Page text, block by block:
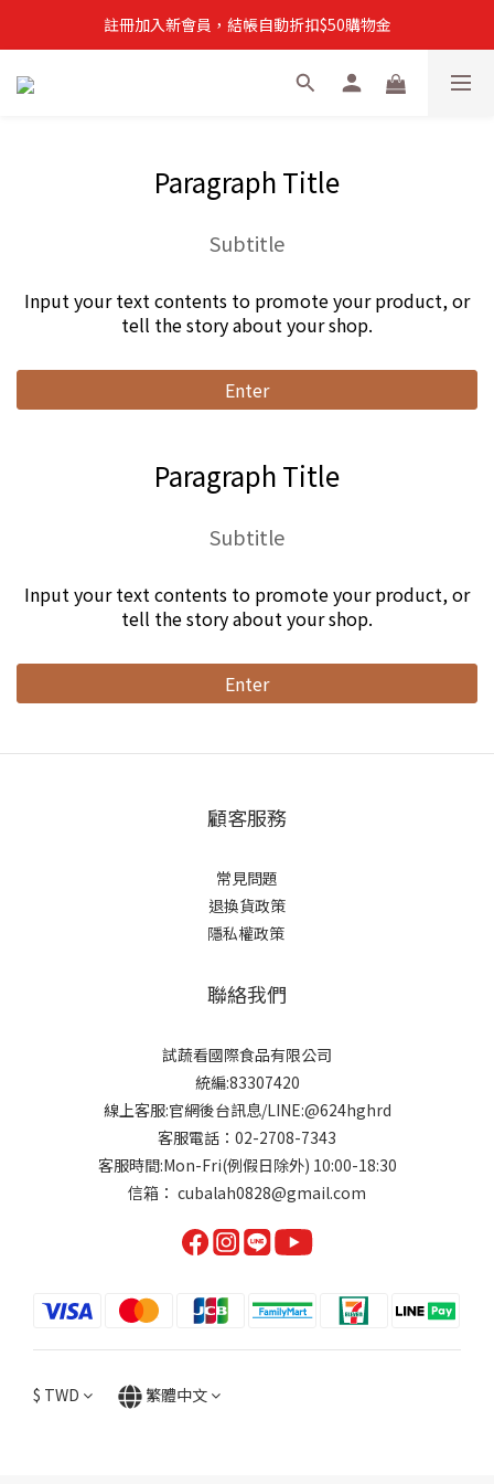
註冊加入新會員，結帳自動折扣$50購物金
註冊加入新會員，結帳自動折扣$50購物金
常溫滿$899即享免運
註冊加入新會員，結帳自動折扣$50購物金
Paragraph Title
Subtitle
Input your text contents to promote your product, or
tell the story about your shop.
Enter
Paragraph Title
Subtitle
Input your text contents to promote your product, or
tell the story about your shop.
Enter
顧客服務
常見問題
退換貨政策
隱私權政策
聯絡我們
試蔬看國際食品有限公司
統編:83307420
線上客服:官網後台訊息/LINE:@624hghrd
客服電話：02-2708-7343
客服時間:Mon-Fri(例假日除外) 10:00-18:30
信箱： cubalah0828@gmail.com
$ TWD 繁體中文